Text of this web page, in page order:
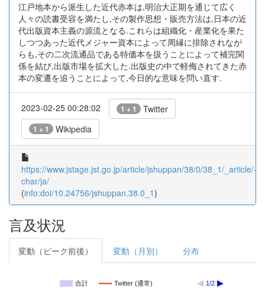
江戸地本から派生した近代赤本は,明治大正期を通じて広く
人々の読書受容を満たし,その製作思想・販売方法は,日本の近
代出版資本主義の源流となる.これらは組織化・産業化を果た
しつつあった近代メジャー資本によって周縁に排除されなが
らも,その二次流通品である特価本を扱うことによって補完関
係を結び,出版市場を拡大した.出版史の中で軽侮されてきた赤
本の変遷を追うことによって,今日的な意味を問い直す.
2023-02-25 00:28:02 1 + 1 Twitter
1 + 1 Wikipedia
https://www.jstage.jst.go.jp/article/jshuppan/38/0/38_1/_article/-
char/ja/
(info:doi/10.24756/jshuppan.38.0_1)
言及状況
変動（ピーク前後） 変動（月別） 分布
合計 Twitter (通常) 1/2